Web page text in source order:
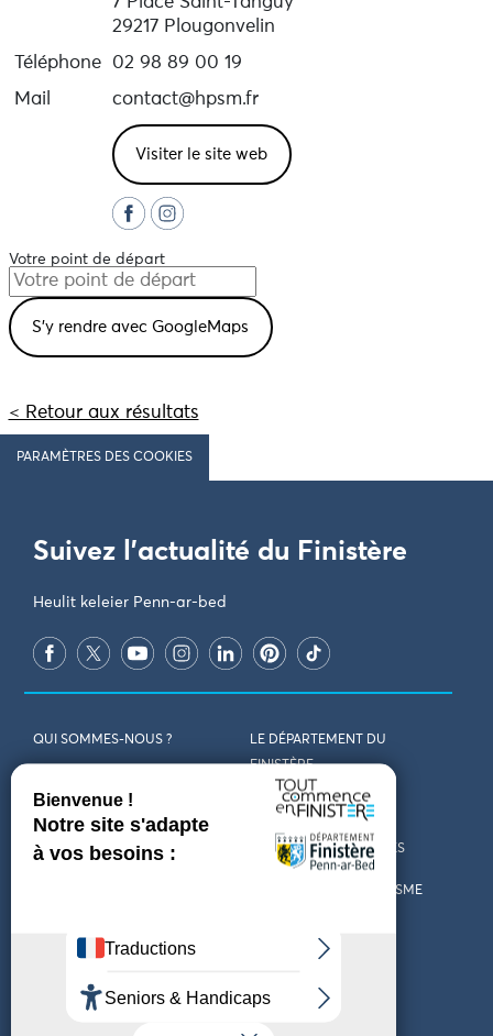
29217 Plougonvelin
Téléphone
02 98 89 00 19
Mail
contact@hpsm.fr
Visiter le site web
Votre point de départ
< Retour aux résultats
PARAMÈTRES DES COOKIES
Suivez l'actualité du Finistère
Heulit keleier Penn-ar-bed
QUI SOMMES-NOUS ?
LE DÉPARTEMENT DU
FINISTÈRE
REJOIGNEZ-NOUS VENIR EN FINISTÈRE
CONTACT CARTES ET BROCHURES
LES OFFICES DE TOURISME
D’ACCESSIBILITÉ